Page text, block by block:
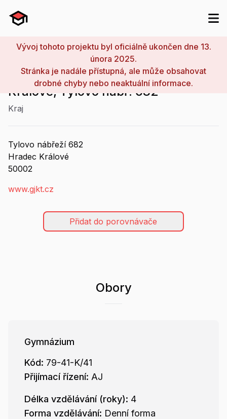
Vývoj tohoto projektu byl oficiálně ukončen dne 13.
února 2025.
Stránka je nadále přístupná, ale může obsahovat
drobné chyby nebo neaktuální informace.
Gymnázium J. K. Tyla, Hradec
Králové, Tylovo nábř. 682
Kraj
Tylovo nábřeží 682
Hradec Králové
50002
www.gjkt.cz
Přidat do porovnávače
Obory
Gymnázium
Kód: 79-41-K/41
Přijímací řízení: AJ
Délka vzdělávání (roky): 4
Forma vzdělávání: Denní forma